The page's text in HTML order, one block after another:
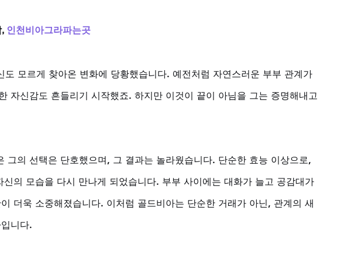
인천비아그라파는곳
도 모르게 찾아온 변화에 당황했습니다. 예전처럼 자연스러운 부부 관계가
자신감도 흔들리기 시작했죠. 하지만 이것이 끝이 아님을 그는 증명해내고
그의 선택은 단호했으며, 그 결과는 놀라웠습니다. 단순한 효능 이상으로,
의 모습을 다시 만나게 되었습니다. 부부 사이에는 대화가 늘고 공감대가
더욱 소중해졌습니다. 이처럼 골드비아는 단순한 거래가 아닌, 관계의 새
니다.